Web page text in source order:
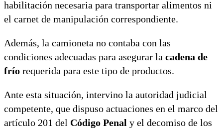
habilitación necesaria para transportar alimentos ni
el carnet de manipulación correspondiente.
Además, la camioneta no contaba con las
condiciones adecuadas para asegurar la cadena de
frío requerida para este tipo de productos.
Ante esta situación, intervino la autoridad judicial
competente, que dispuso actuaciones en el marco del
artículo 201 del Código Penal y el decomiso de los